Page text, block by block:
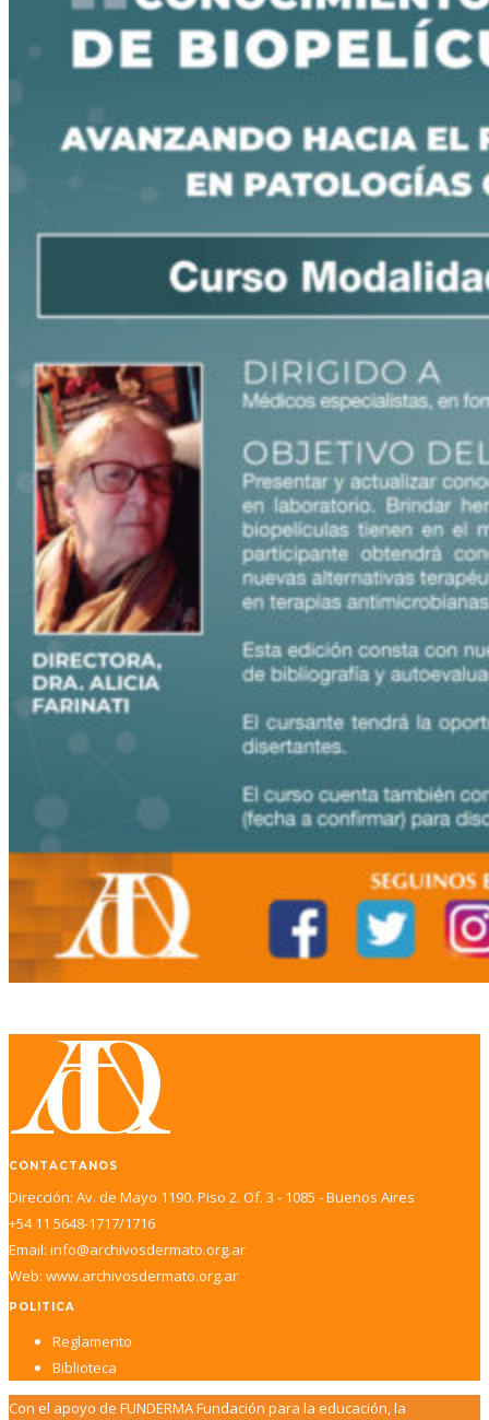
CONTACTANOS
Dirección: Av. de Mayo 1190. Piso 2. Of. 3 - 1085 - Buenos Aires
+54 11 5648-1717/1716
Email: info@archivosdermato.org.ar
Web: www.archivosdermato.org.ar
POLITICA
Reglamento
Biblioteca
Con el apoyo de FUNDERMA Fundación para la educación, la